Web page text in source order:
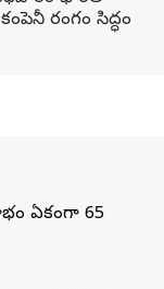
రంగం సిద్ధం
ఏకంగా 65